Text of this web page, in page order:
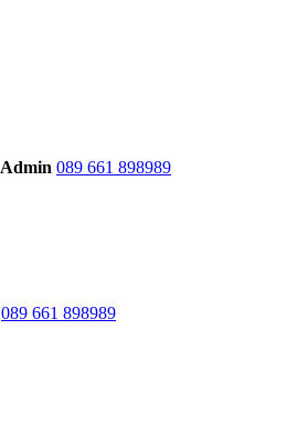
Admin 089 661 898989
089 661 898989